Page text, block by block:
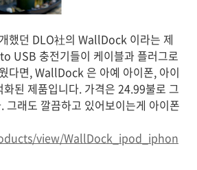
했던 DLO社의 WallDock 이라는 제
USB 충전기들이 케이블과 플러그로
다면, WallDock 은 아예 아이폰, 아이
된 제품입니다. 가격은 24.99불로 그
그래도 깔끔하고 있어보이는게 아이폰
view/WallDock_ipod_iphon